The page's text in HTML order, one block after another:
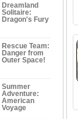
Dreamland
Solitaire:
Dragon's Fury
Rescue Team:
Danger from
Outer Space!
Summer
Adventure:
American
Voyage